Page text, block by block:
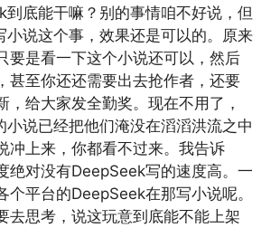
底能干嘛？别的事情咱不好说，但
小说这个事，效果还是可以的。原来
要是看一下这个小说还可以，然后
甚至你还还需要出去抢作者，还要
，给大家发全勤奖。现在不用了，
小说已经把他们淹没在滔滔洪流之中
冲上来，你都看不过来。我告诉
绝对没有DeepSeek写的速度高。一
个平台的DeepSeek在那写小说呢。
去思考，说这玩意到底能不能上架